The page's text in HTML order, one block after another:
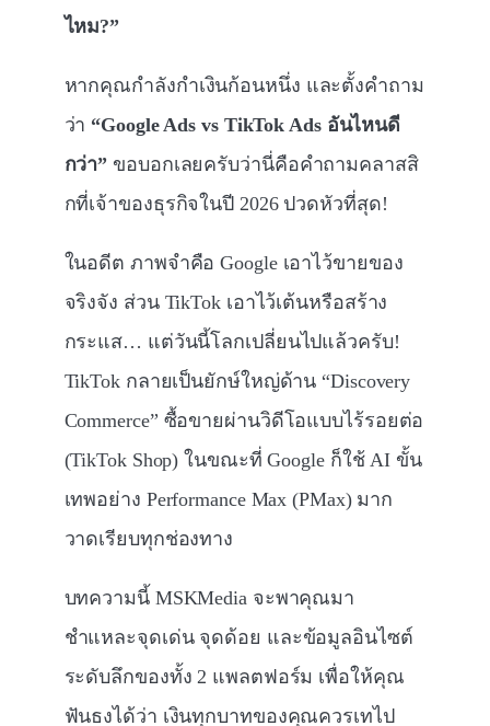
ไหม?”
หากคุณกำลังกำเงินก้อนหนึ่ง และตั้งคำถาม
ว่า “Google Ads vs TikTok Ads อันไหนดี
กว่า” ขอบอกเลยครับว่านี่คือคำถามคลาสสิ
กที่เจ้าของธุรกิจในปี 2026 ปวดหัวที่สุด!
ในอดีต ภาพจำคือ Google เอาไว้ขายของ
จริงจัง ส่วน TikTok เอาไว้เต้นหรือสร้าง
กระแส… แต่วันนี้โลกเปลี่ยนไปแล้วครับ!
TikTok กลายเป็นยักษ์ใหญ่ด้าน “Discovery
Commerce” ซื้อขายผ่านวิดีโอแบบไร้รอยต่อ
(TikTok Shop) ในขณะที่ Google ก็ใช้ AI ขั้น
เทพอย่าง Performance Max (PMax) มาก
วาดเรียบทุกช่องทาง
บทความนี้ MSKMedia จะพาคุณมา
ชำแหละจุดเด่น จุดด้อย และข้อมูลอินไซต์
ระดับลึกของทั้ง 2 แพลตฟอร์ม เพื่อให้คุณ
ฟันธงได้ว่า เงินทุกบาทของคุณควรเทไป